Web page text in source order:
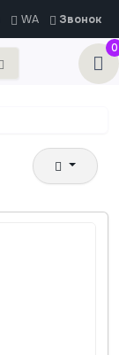
WA
Звонок
0